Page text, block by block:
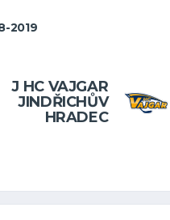
2019
J HC VAJGAR
JINDŘICHŮV
HRADEC